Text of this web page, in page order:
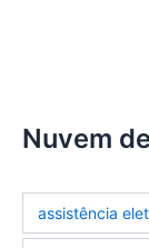
Nuvem
assistência